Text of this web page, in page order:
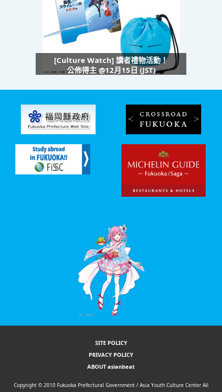
[Culture Watch] 讀者禮物活動！
公佈得主 @12月15日 (JST)
SITE POLICY
PRIVACY POLICY
ABOUT asianbeat
Copyright © 2010 Fukuoka Prefectural Government / Asia Youth Culture Center All